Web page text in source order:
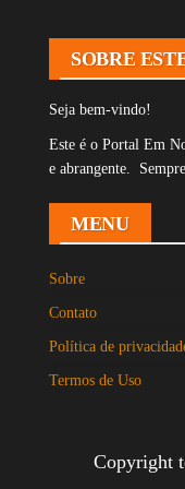
SOBRE
Seja bem-vindo!
Este é o Portal Em
e abrangente.
MENU
Sobre
Contato
Política de
Termos de Uso
Copyright